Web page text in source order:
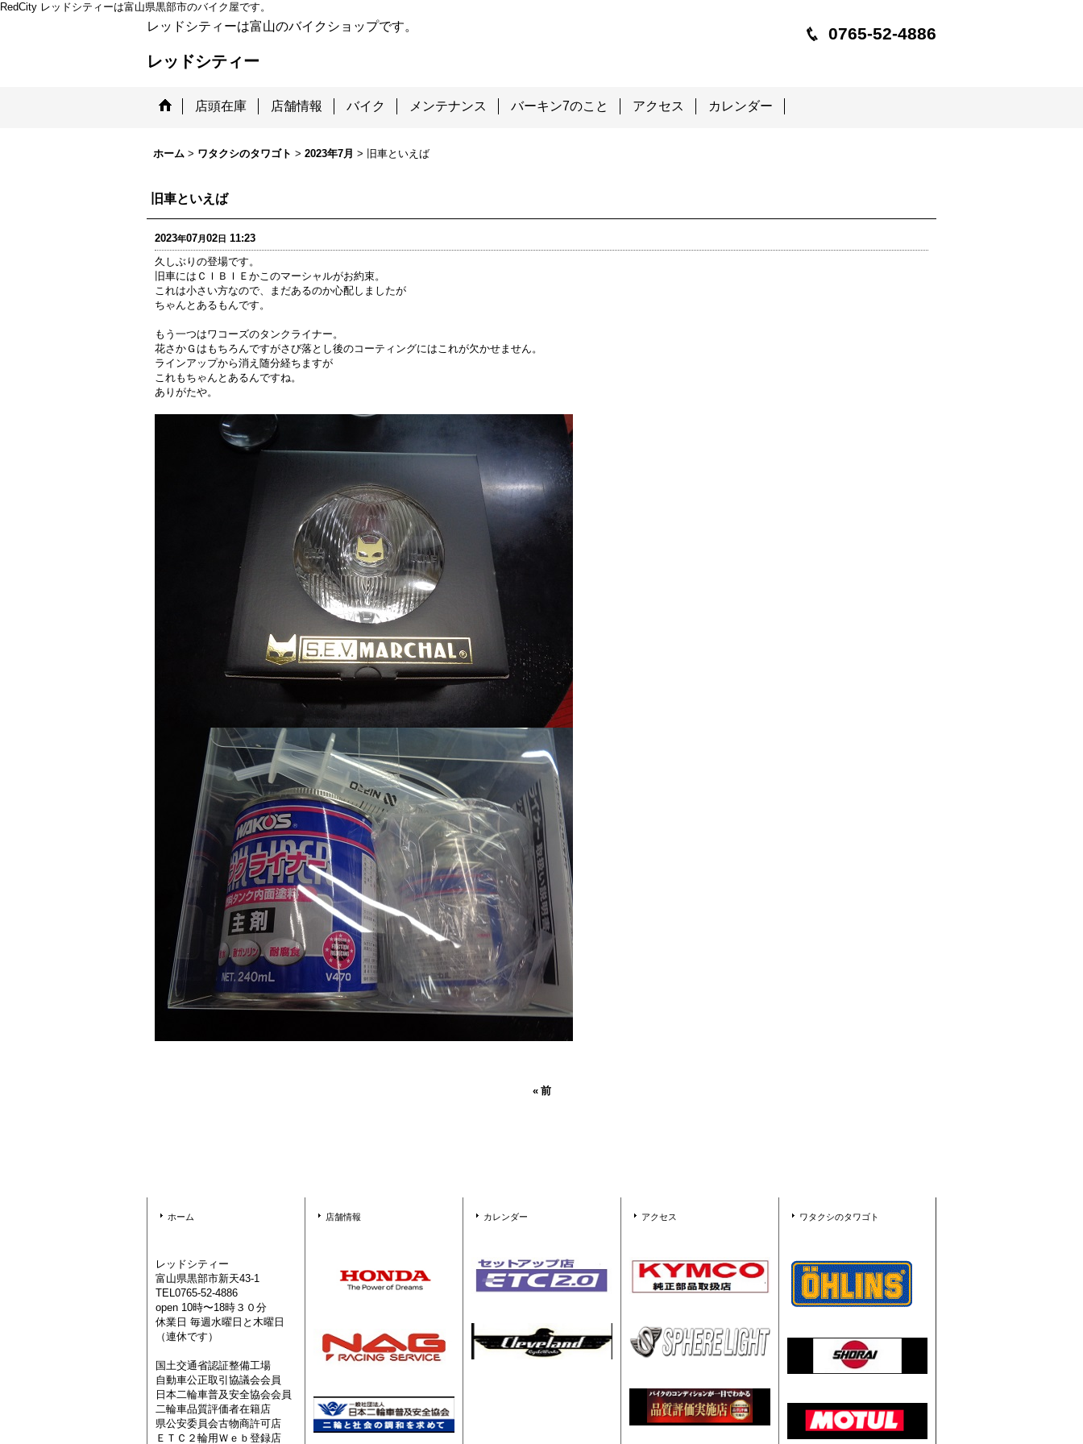
RedCity レッドシティーは富山県黒部市のバイク屋です。
レッドシティーは富山のバイクショップです。
レッドシティー
0765-52-4886
店頭在庫 店舗情報 バイク メンテナンス バーキン7のこと アクセス カレンダー
ホーム > ワタクシのタワゴト > 2023年7月 > 旧車といえば
旧車といえば
2023年07月02日 11:23
久しぶりの登場です。
旧車にはＣＩＢＩＥかこのマーシャルがお約束。
これは小さい方なので、まだあるのか心配しましたが
ちゃんとあるもんです。
もう一つはワコーズのタンクライナー。
花さかＧはもちろんですがさび落とし後のコーティングにはこれが欠かせません。
ラインアップから消え随分経ちますが
これもちゃんとあるんですね。
ありがたや。
« 前
ホーム
レッドシティー
富山県黒部市新天43-1
TEL0765-52-4886
open 10時〜18時３０分
休業日 毎週水曜日と木曜日
（連休です）
国土交通省認証整備工場
自動車公正取引協議会会員
日本二輪車普及安全協会会員
二輪車品質評価者在籍店
県公安委員会古物商許可店
ＥＴＣ２輪用Ｗｅｂ登録店
店舗情報 カレンダー アクセス ワタクシのタワゴト